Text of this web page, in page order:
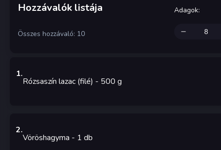
Hozzávalók listája
Összes hozzávaló: 10
Adagok:
1.
Rózsaszín lazac (filé) - 500 g
2.
Vöröshagyma - 1 db